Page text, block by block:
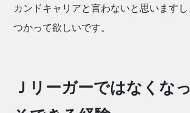
カンドキャリアと言わないと思います
つかって欲しいです。
Ｊリーガーではなくな